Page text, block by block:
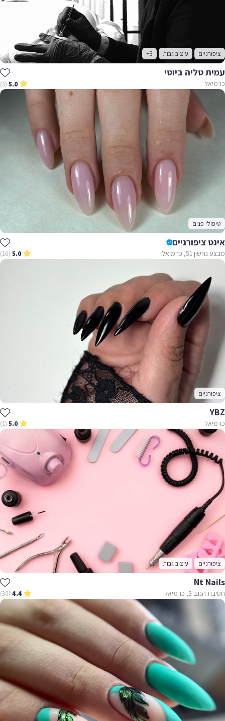
ציפורניים עיצוב גבות +3
עמית טליה ביוטי
כרמיאל 5.0
(3)
טיפולי פנים
אינט ציפורניים
מבצע נחשון 51, כרמיאל 5.0
(16)
ציפורניים
YBZ
כרמיאל 5.0
(1)
ציפורניים עיצוב גבות
Nt Nails
חטיבת הנגב 3, כרמיאל 4.4
(30)